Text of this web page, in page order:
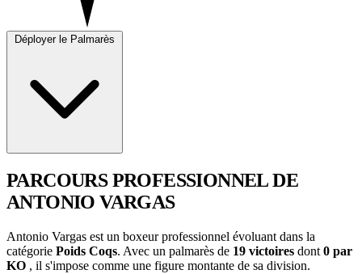
Déployer le Palmarès
PARCOURS PROFESSIONNELDE
ANTONIO VARGAS
Antonio Vargas est un boxeur professionnel évoluant dans la
catégorie Poids Coqs. Avec un palmarès de 19 victoires dont 0 par
KO , il s'impose comme une figure montante de sa division.